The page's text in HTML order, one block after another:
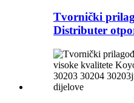
Tvornički
Distributer